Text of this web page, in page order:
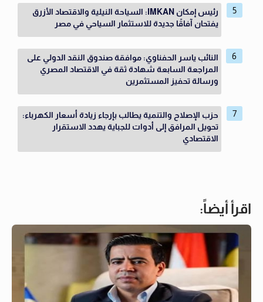
رئيس إمكان IMKAN: السياحة النيلية والاقتصاد الأزرق
يفتحان آفاقًا جديدة للاستثمار السياحي في مصر
النائب ياسر الحفناوي: موافقة صندوق النقد الدولي على
المراجعة السابعة شهادة ثقة في الاقتصاد المصري
ورسالة تحفيز المستثمرين
حزب الإصلاح والتنمية يطالب بإرجاء زيادة أسعار الكهرباء:
تحويل المرافق إلى أدوات للجباية يهدد الاستقرار
الاقتصادي
اقرأ أيضاً: